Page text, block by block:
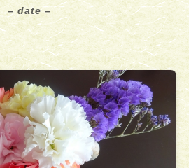
– date –